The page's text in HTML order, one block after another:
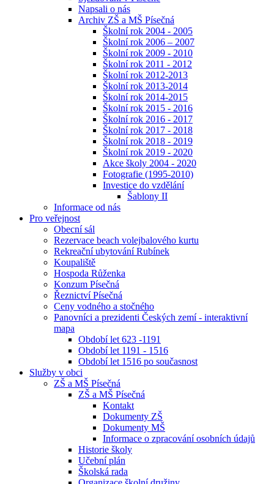
Napsali o nás
Archiv ZŠ a MŠ Písečná
Školní rok 2004 - 2005
Školní rok 2006 – 2007
Školní rok 2009 - 2010
Školní rok 2011 - 2012
Školní rok 2012-2013
Školní rok 2013-2014
Školní rok 2014-2015
Školní rok 2015 - 2016
Školní rok 2016 - 2017
Školní rok 2017 - 2018
Školní rok 2018 - 2019
Školní rok 2019 - 2020
Akce školy 2004 - 2020
Fotografie (1995-2010)
Investice do vzdělání
Šablony II
Informace od nás
Pro veřejnost
Obecní sál
Rezervace beach volejbalového kurtu
Rekreační ubytování Rubínek
Koupaliště
Hospoda Růženka
Konzum Písečná
Řeznictví Písečná
Ceny vodného a stočného
Panovníci a prezidenti Českých zemí - interaktivní
mapa
Období let 623 -1191
Období let 1191 - 1516
Období let 1516 po současnost
Služby v obci
ZŠ a MŠ Písečná
ZŠ a MŠ Písečná
Kontakt
Dokumenty ZŠ
Dokumenty MŠ
Informace o zpracování osobních údajů
Historie školy
Učební plán
Školská rada